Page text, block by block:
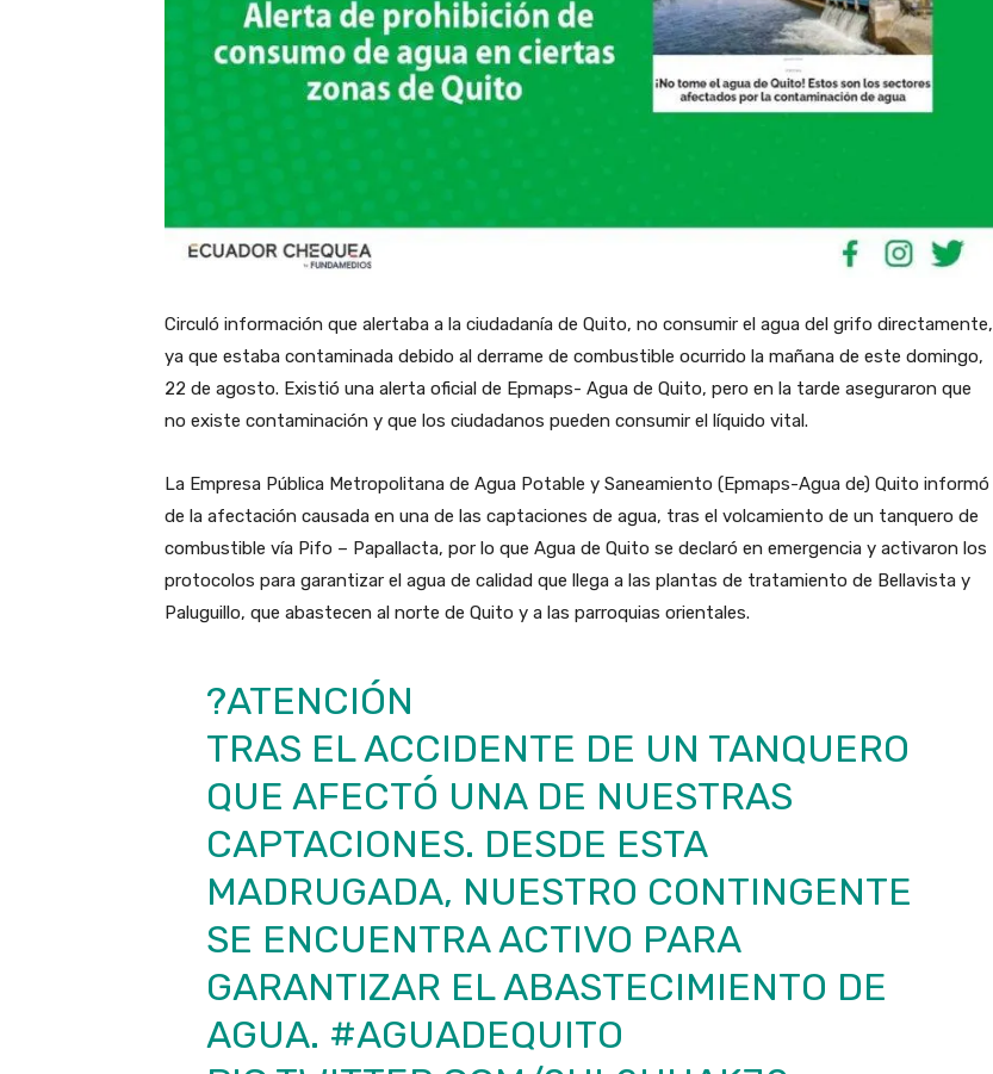
Circuló información que alertaba a la ciudadanía de Quito, no consumir el agua del grifo directamente,
ya que estaba contaminada debido al derrame de combustible ocurrido la mañana de este domingo,
22 de agosto. Existió una alerta oficial de Epmaps- Agua de Quito, pero en la tarde aseguraron que
no existe contaminación y que los ciudadanos pueden consumir el líquido vital.
La Empresa Pública Metropolitana de Agua Potable y Saneamiento (Epmaps-Agua de) Quito informó
de la afectación causada en una de las captaciones de agua, tras el volcamiento de un tanquero de
combustible vía Pifo – Papallacta, por lo que Agua de Quito se declaró en emergencia y activaron los
protocolos para garantizar el agua de calidad que llega a las plantas de tratamiento de Bellavista y
Paluguillo, que abastecen al norte de Quito y a las parroquias orientales.
?ATENCIÓN
TRAS EL ACCIDENTE DE UN TANQUERO
QUE AFECTÓ UNA DE NUESTRAS
CAPTACIONES. DESDE ESTA
MADRUGADA, NUESTRO CONTINGENTE
SE ENCUENTRA ACTIVO PARA
GARANTIZAR EL ABASTECIMIENTO DE
AGUA. #AGUADEQUITO